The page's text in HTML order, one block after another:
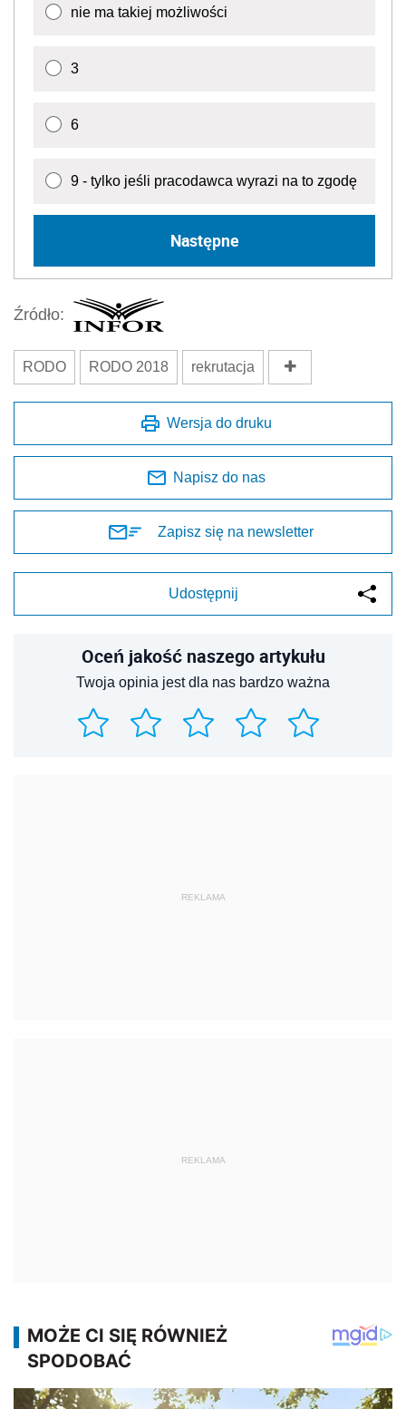
nie ma takiej możliwości
3
6
9 - tylko jeśli pracodawca wyrazi na to zgodę
Następne
Źródło:
RODO RODO 2018 rekrutacja
Wersja do druku
Napisz do nas
Zapisz się na newsletter
Udostępnij
Oceń jakość naszego artykułu
Twoja opinia jest dla nas bardzo ważna
REKLAMA
REKLAMA